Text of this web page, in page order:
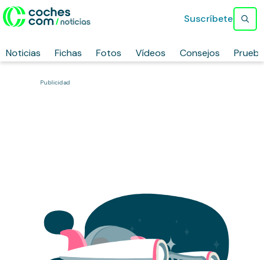
Noticias Fichas Fotos Vídeos Consejos
Suscríbete
Publicidad